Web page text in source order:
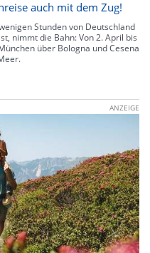
auch mit dem Zug!
Stunden von Deutschland
nimmt die Bahn: Von 2. April bis
über Bologna und Cesena
ANZEIGE